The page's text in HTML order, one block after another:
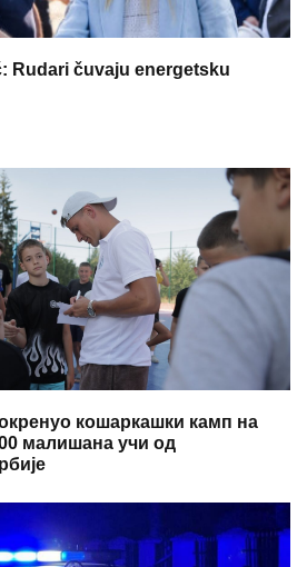
Rudari čuvaju energetsku
кошаркашки камп на
малишана учи од